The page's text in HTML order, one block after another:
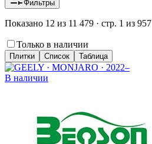
Фильтры
Показано 12 из 11 479 · стр. 1 из 957
Только в наличии
Плитки Список Таблица
В наличии